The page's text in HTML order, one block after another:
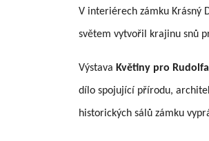
V interiérech zámku Krásný
světem vytvořil krajinu snů
Výstava Květiny pro Rudolfa
dílo spojující přírodu,
historických sálů zámku